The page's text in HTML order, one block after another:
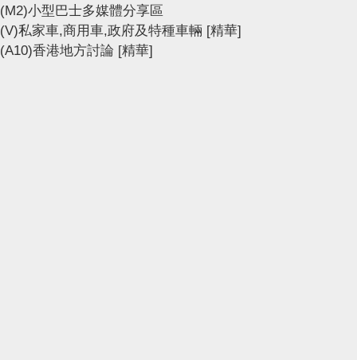
(M2)小型巴士多媒體分享區
(V)私家車,商用車,政府及特種車輛 [精華]
(A10)香港地方討論 [精華]